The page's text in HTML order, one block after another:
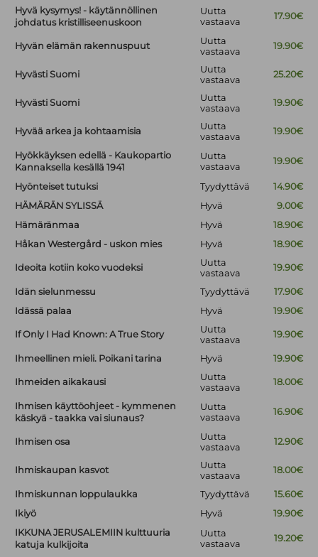
Hyvä kysymys! - käytännöllinen
johdatus kristilliseenuskoon
Uutta
vastaava
17.90€
Hyvän elämän rakennuspuut
Uutta
vastaava
19.90€
Hyvästi Suomi
Uutta
vastaava
25.20€
Hyvästi Suomi
Uutta
vastaava
19.90€
Hyvää arkea ja kohtaamisia
Uutta
vastaava
19.90€
Hyökkäyksen edellä - Kaukopartio
Kannaksella kesällä 1941
Uutta
vastaava
19.90€
Hyönteiset tutuksi Tyydyttävä
14.90€
HÄMÄRÄN SYLISSÄ
Hyvä
9.00€
Hämäränmaa
Hyvä
18.90€
Håkan Westergård - uskon mies
Hyvä 18.90€
Ideoita kotiin koko vuodeksi
Uutta
vastaava
19.90€
Idän sielunmessu Tyydyttävä
17.90€
Idässä palaa
Hyvä 19.90€
If Only I Had Known: A True Story
Uutta
vastaava
19.90€
Ihmeellinen mieli. Poikani tarina Hyvä 19.90€
Ihmeiden aikakausi
Uutta
vastaava
18.00€
Ihmisen käyttöohjeet - kymmenen
käskyä - taakka vai siunaus?
Uutta
vastaava
16.90€
Ihmisen osa
Uutta
vastaava
12.90€
Ihmiskaupan kasvot
Uutta
vastaava
18.00€
Ihmiskunnan loppulaukka Tyydyttävä
15.60€
Ikiyö
Hyvä
19.90€
IKKUNA JERUSALEMIIN kulttuuria
katuja kulkijoita
Uutta
vastaava
19.20€